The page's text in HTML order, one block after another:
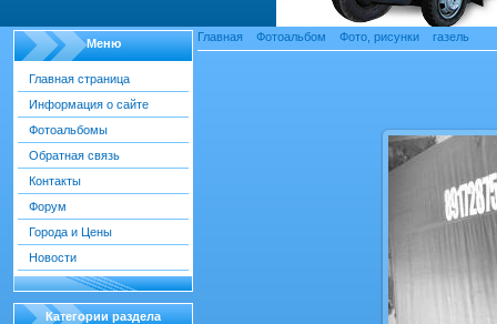
Меню
Главная страница
Информация о сайте
Фотоальбомы
Обратная связь
Контакты
Форум
Города и Цены
Новости
Категории раздела
Главная Фотоальбом Фото, рисунки газель